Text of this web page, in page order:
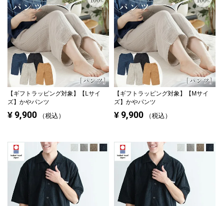
【ギフトラッピング対象】
【Lサイ
ズ】かやパンツ
¥ 9,900 税込
【ギフトラッピング対象】
【Mサイ
ズ】かやパンツ
¥ 9,900 税込